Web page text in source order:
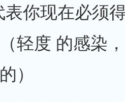
表你现在必须
轻度 的感染
）